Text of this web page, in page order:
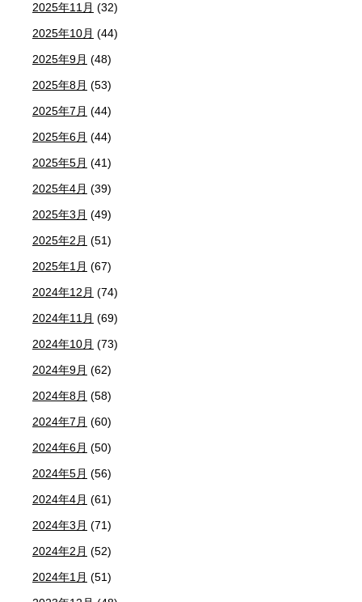
2025年11月 (32)
2025年10月 (44)
2025年9月 (48)
2025年8月 (53)
2025年7月 (44)
2025年6月 (44)
2025年5月 (41)
2025年4月 (39)
2025年3月 (49)
2025年2月 (51)
2025年1月 (67)
2024年12月 (74)
2024年11月 (69)
2024年10月 (73)
2024年9月 (62)
2024年8月 (58)
2024年7月 (60)
2024年6月 (50)
2024年5月 (56)
2024年4月 (61)
2024年3月 (71)
2024年2月 (52)
2024年1月 (51)